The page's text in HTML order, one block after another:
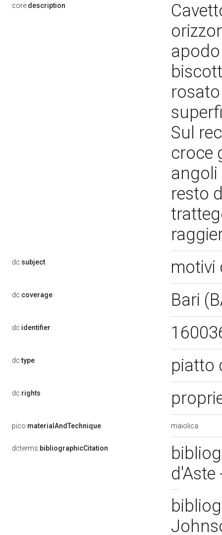
core:description
Sul
croce
angoli
resto
dc:subject motivi
dc:coverage Bari
dc:identifier
dc:type piatto
dc:rights
pico:materialAndTechnique maiolica
dcterms:bibliographicCitation